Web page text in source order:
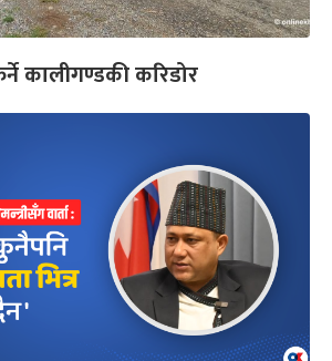
कालीगण्डकी करिडोर